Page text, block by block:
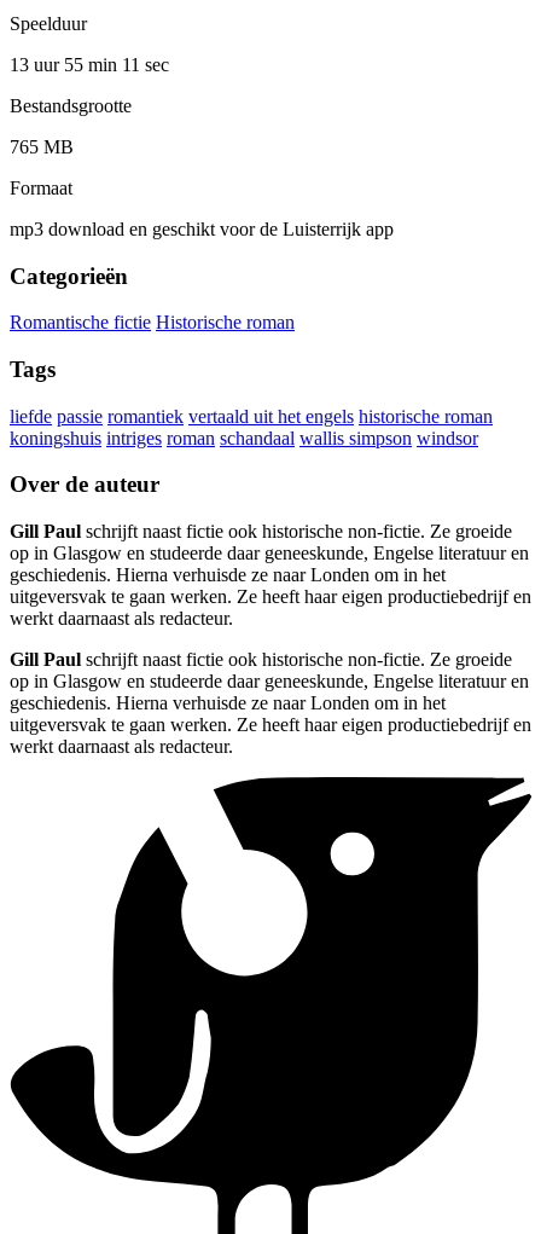
Speelduur
13 uur 55 min 11 sec
Bestandsgrootte
765 MB
Formaat
mp3 download en geschikt voor de Luisterrijk app
Categorieën
Romantische fictie Historische roman
Tags
liefde passie romantiek vertaald uit het engels historische roman
koningshuis intriges roman schandaal wallis simpson windsor
Over de auteur
Gill Paul schrijft naast fictie ook historische non-fictie. Ze groeide
op in Glasgow en studeerde daar geneeskunde, Engelse literatuur en
geschiedenis. Hierna verhuisde ze naar Londen om in het
uitgeversvak te gaan werken. Ze heeft haar eigen productiebedrijf en
werkt daarnaast als redacteur.
Gill Paul schrijft naast fictie ook historische non-fictie. Ze groeide
op in Glasgow en studeerde daar geneeskunde, Engelse literatuur en
geschiedenis. Hierna verhuisde ze naar Londen om in het
uitgeversvak te gaan werken. Ze heeft haar eigen productiebedrijf en
werkt daarnaast als redacteur.